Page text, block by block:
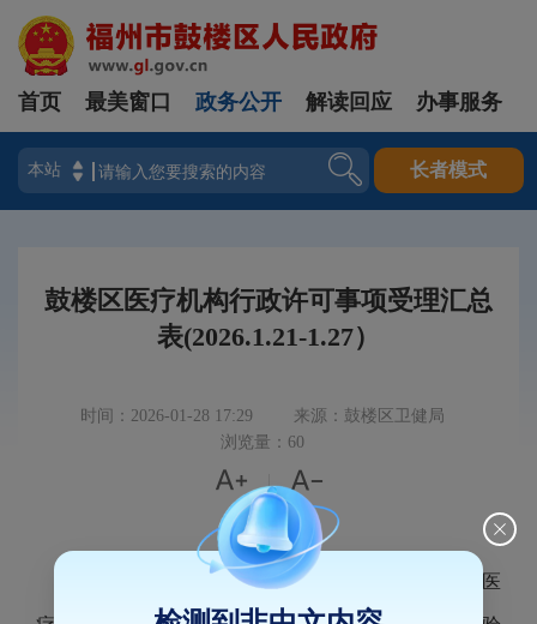
登录
首页 最美窗口 政务公开 解读回应 办事服务
长者模式
鼓楼区医疗机构行政许可事项受理汇总
表(2026.1.21-1.27）
时间：2026-01-28 17:29
来源：鼓楼区卫健局
浏览量：60
 
根据《医疗机构管理办法》第三十五条的规定，医